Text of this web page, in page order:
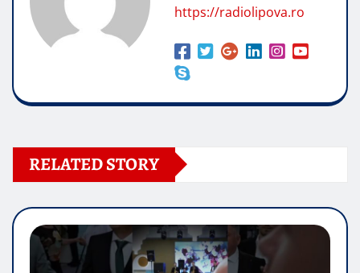
https://radiolipova.ro
RELATED STORY